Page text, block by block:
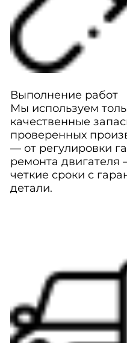
Выполнение работ
Мы используем
качественные
проверенных
— от регулировки
ремонта
четкие сроки с
детали.